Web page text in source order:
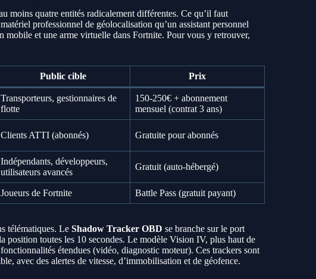
moins quatre entités radicalement différentes. Ce qu’il faut
professionnel de géolocalisation qu’un assistant personnel
mobile et une arme virtuelle dans Fortnite. Pour vous y retrouver,
Public cible Prix
Transporteurs, gestionnaires de
flotte
150-250€ + abonnement
mensuel (contrat 3 ans)
Clients ATTI (abonnés) Gratuite pour abonnés
Indépendants, développeurs,
utilisateurs avancés
Gratuit (auto-hébergé)
Joueurs de Fortnite
Battle Pass (gratuit payant)
télématiques. Le Shadow Tracker OBD se branche sur le port
toutes les 10 secondes. Le modèle Vision IV, plus haut de
étendues (vidéo, diagnostic moteur). Ces trackers sont
avec des alertes de vitesse, d’immobilisation et de géofence.